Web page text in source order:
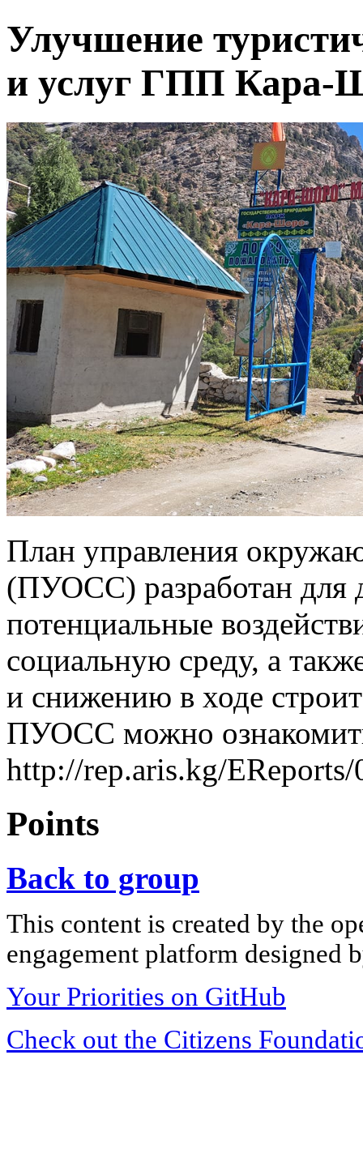
Улучшение
и услуг ГПП Кара-
План управления
(ПУОСС) разработан для
потенциальные
социальную среду, а
и снижению в ходе
ПУОСС можно
http://rep.aris.kg/
Points
Back to group
This content is created by the
engagement platform designed
Your Priorities on GitHub
Check out the Citizens